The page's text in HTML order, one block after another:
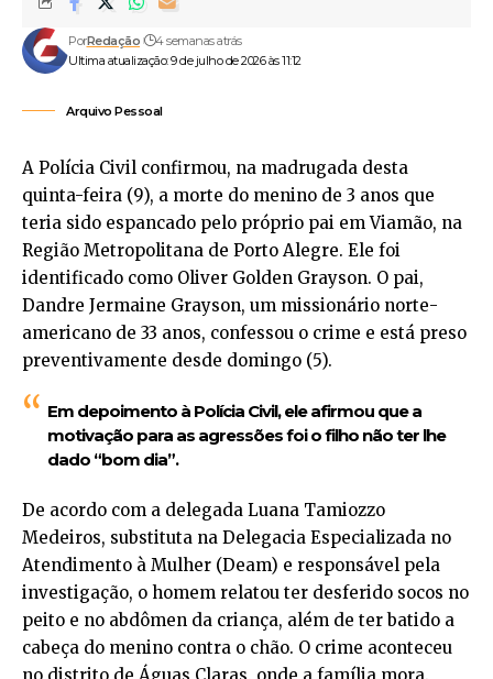
Ultima atualização: 9 de julho de 2026 às 11:12
PorRedação 4 semanas atrás
Arquivo Pessoal
A Polícia Civil confirmou, na madrugada desta
quinta-feira (9), a morte do menino de 3 anos que
teria sido espancado pelo próprio pai em Viamão, na
Região Metropolitana de Porto Alegre. Ele foi
identificado como Oliver Golden Grayson. O pai,
Dandre Jermaine Grayson, um missionário norte-
americano de 33 anos, confessou o crime e está preso
preventivamente desde domingo (5).
Em depoimento à Polícia Civil, ele afirmou que a
motivação para as agressões foi o filho não ter lhe
dado “bom dia”.
De acordo com a delegada Luana Tamiozzo
Medeiros, substituta na Delegacia Especializada no
Atendimento à Mulher (Deam) e responsável pela
investigação, o homem relatou ter desferido socos no
peito e no abdômen da criança, além de ter batido a
cabeça do menino contra o chão. O crime aconteceu